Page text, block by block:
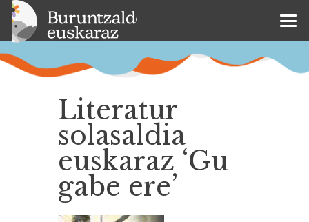
Literatur
solasaldia
euskaraz ‘Gu
gabe ere’